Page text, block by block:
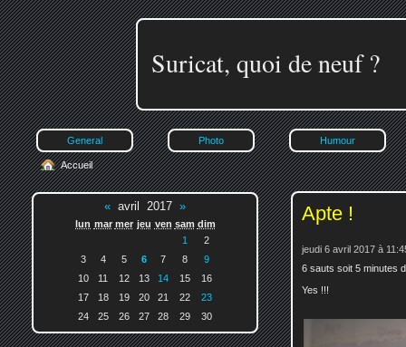
Suricat, quoi de neuf ?
General Photo Humour
Apte !
jeudi 6 avril 2017 à
6 sauts soit 5 minutes
Yes !!!
Accueil
« avril 2017 »
lun mar mer jeu ven sam dim
1
2
3
4 5 6 7 8
9
10
11 12 13 14 15
16
17
18 19 20 21 22
23
24
25 26 27 28 29 30